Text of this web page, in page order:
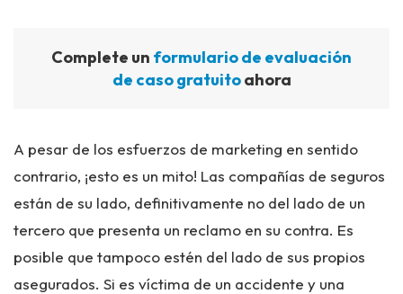
Complete un formulario de evaluación
de caso gratuitoahora
A pesar de los esfuerzos de marketing en sentido
contrario, ¡esto es un mito! Las compañías de seguros
están de su lado, definitivamente no del lado de un
tercero que presenta un reclamo en su contra. Es
posible que tampoco estén del lado de sus propios
asegurados. Si es víctima de un accidente y una